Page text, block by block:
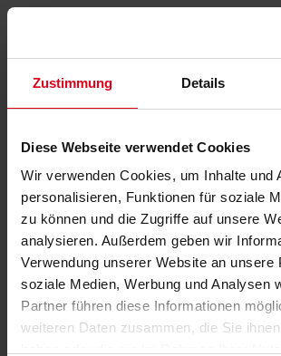
Zustimmung Details
Diese Webseite verwendet Cookies
Wir verwenden Cookies, um Inhalte und
personalisieren, Funktionen für soziale
zu können und die Zugriffe auf unsere
analysieren. Außerdem geben wir
Verwendung unserer Website an unsere
soziale Medien, Werbung und Analysen
Partner führen diese Informationen
weiteren Daten zusammen, die Sie